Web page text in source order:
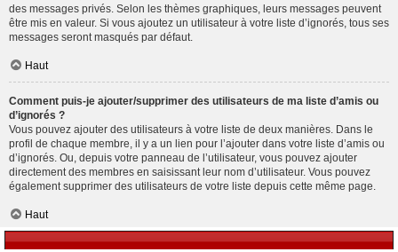
des messages privés. Selon les thèmes graphiques, leurs messages peuvent
être mis en valeur. Si vous ajoutez un utilisateur à votre liste d’ignorés, tous ses
messages seront masqués par défaut.
Haut
Comment puis-je ajouter/supprimer des utilisateurs de ma liste d’amis ou
d’ignorés ?
Vous pouvez ajouter des utilisateurs à votre liste de deux manières. Dans le
profil de chaque membre, il y a un lien pour l’ajouter dans votre liste d’amis ou
d’ignorés. Ou, depuis votre panneau de l’utilisateur, vous pouvez ajouter
directement des membres en saisissant leur nom d’utilisateur. Vous pouvez
également supprimer des utilisateurs de votre liste depuis cette même page.
Haut